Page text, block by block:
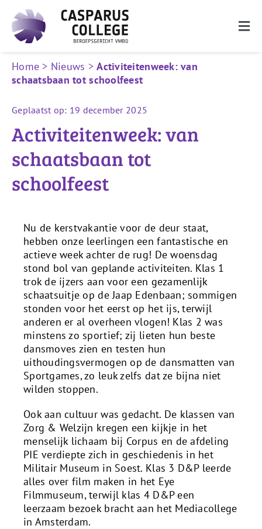
naar
inhoud
De school
Ouders
Leerlingen
Nieuwe leerlingen
naar:
Home > Nieuws >Activiteitenweek: van
schaatsbaan tot schoolfeest
Geplaatst op: 19 december 2025
Activiteitenweek: van
schaatsbaan tot
schoolfeest
Nu de kerstvakantie voor de deur staat,
hebben onze leerlingen een fantastische en
actieve week achter de rug! De woensdag
stond bol van geplande activiteiten. Klas 1
trok de ijzers aan voor een gezamenlijk
schaatsuitje op de Jaap Edenbaan; sommigen
stonden voor het eerst op het ijs, terwijl
anderen er al overheen vlogen! Klas 2 was
minstens zo sportief; zij lieten hun beste
dansmoves zien en testen hun
uithoudingsvermogen op de dansmatten van
Sportgames, zo leuk zelfs dat ze bijna niet
wilden stoppen.
Ook aan cultuur was gedacht. De klassen van
Zorg & Welzijn kregen een kijkje in het
menselijk lichaam bij Corpus en de afdeling
PIE verdiepte zich in geschiedenis in het
Militair Museum in Soest. Klas 3 D&P leerde
alles over film maken in het Eye
Filmmuseum, terwijl klas 4 D&P een
leerzaam bezoek bracht aan het Mediacollege
in Amsterdam.